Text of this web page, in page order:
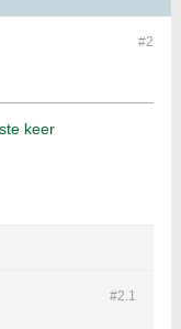
#2
keer
#2.1